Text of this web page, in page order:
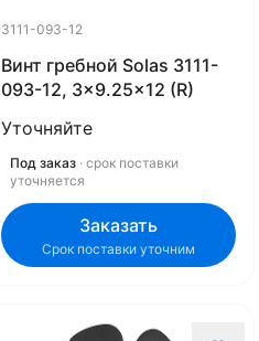
3111-093-12
Винт гребной Solas 3111-
093-12, 3x9.25x12 (R)
Уточняйте
Под заказ · срок поставки
уточняется
Заказать
Срок поставки уточним